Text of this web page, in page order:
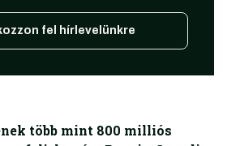
fel hírlevelünkre
több mint 800 milliós